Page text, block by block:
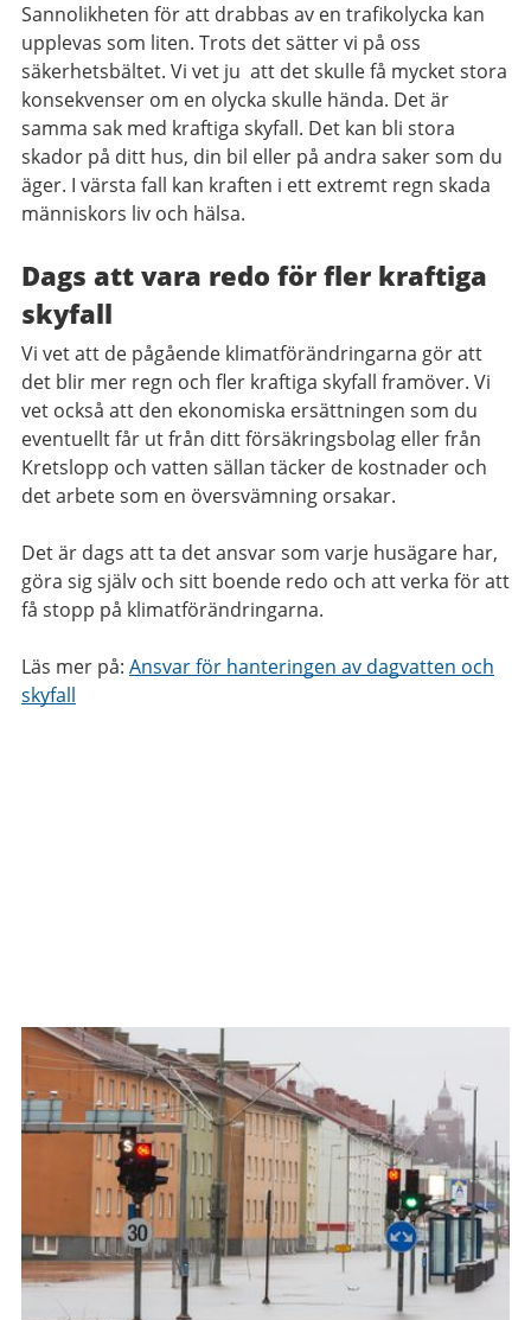
Sannolikheten för att drabbas av en trafikolycka kan
upplevas som liten. Trots det sätter vi på oss
säkerhetsbältet. Vi vet ju att det skulle få mycket stora
konsekvenser om en olycka skulle hända. Det är
samma sak med kraftiga skyfall. Det kan bli stora
skador på ditt hus, din bil eller på andra saker som du
äger. I värsta fall kan kraften i ett extremt regn skada
människors liv och hälsa.
Dags att vara redo för fler kraftiga
skyfall
Vi vet att de pågående klimatförändringarna gör att
det blir mer regn och fler kraftiga skyfall framöver. Vi
vet också att den ekonomiska ersättningen som du
eventuellt får ut från ditt försäkringsbolag eller från
Kretslopp och vatten sällan täcker de kostnader och
det arbete som en översvämning orsakar.
Det är dags att ta det ansvar som varje husägare har,
göra sig själv och sitt boende redo och att verka för att
få stopp på klimatförändringarna.
Läs mer på: Ansvar för hanteringen av dagvatten och
skyfall